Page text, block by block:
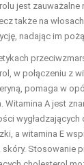
jest zauważalne
także na
nadając im
w połączeniu z
pomaga w
Witamina A jest
wygładzających
a witamina E
skóry. Stosowanie